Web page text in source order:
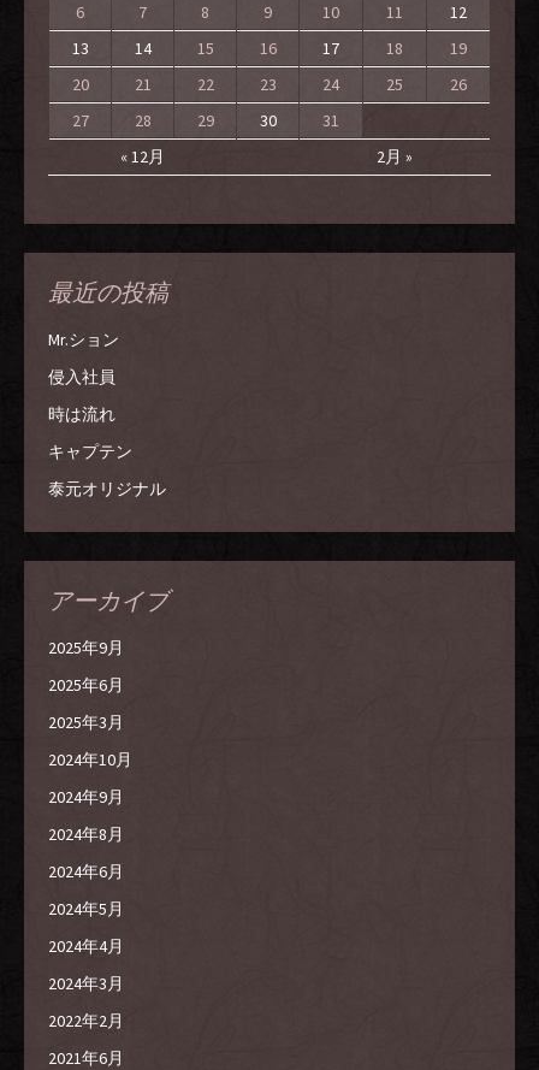
« 12月 2月 »
6
7 8 9 10 11
12
13
14 15 16 17 18
19
20
21 22 23 24 25
26
27
28 29 30 31
最近の投稿
Mr.ション
侵入社員
時は流れ
キャプテン
泰元オリジナル
アーカイブ
2025年9月
2025年6月
2025年3月
2024年10月
2024年9月
2024年8月
2024年6月
2024年5月
2024年4月
2024年3月
2022年2月
2021年6月